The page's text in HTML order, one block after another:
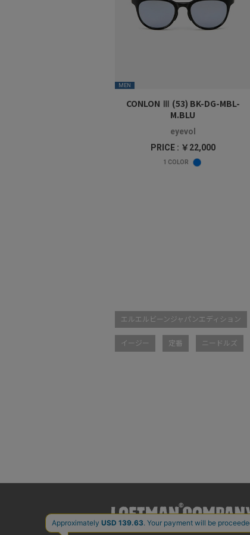
MEN
CONLON Ⅲ (53) BK-DG-MBL-
M.BLU
eyevol
PRICE : ￥22,000
1 COLOR
エルエルビーンジャパンエディション
イージー 定番 ニードルズ